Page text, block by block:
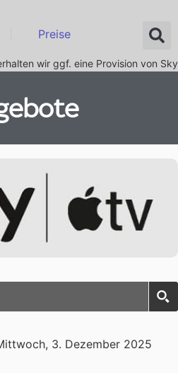
Preise
wir ggf. eine Provision von Sky
3. Dezember 2025